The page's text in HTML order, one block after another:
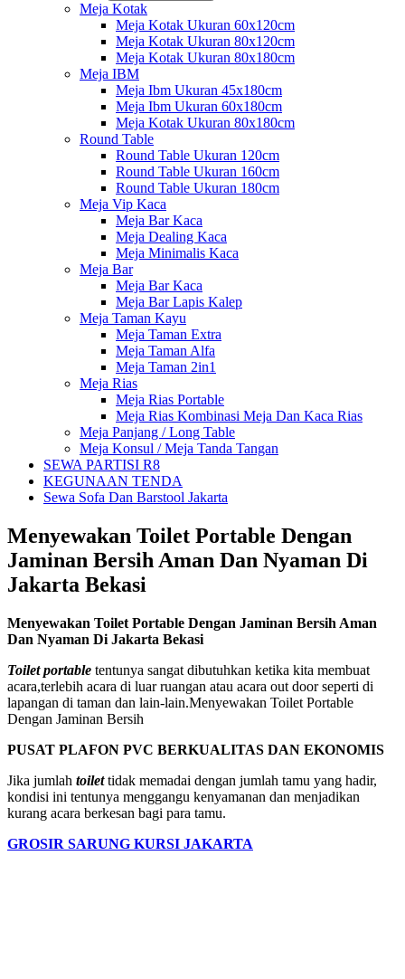
Meja Kotak
Meja Kotak Ukuran 60x120cm
Meja Kotak Ukuran 80x120cm
Meja Kotak Ukuran 80x180cm
Meja IBM
Meja Ibm Ukuran 45x180cm
Meja Ibm Ukuran 60x180cm
Meja Kotak Ukuran 80x180cm
Round Table
Round Table Ukuran 120cm
Round Table Ukuran 160cm
Round Table Ukuran 180cm
Meja Vip Kaca
Meja Bar Kaca
Meja Dealing Kaca
Meja Minimalis Kaca
Meja Bar
Meja Bar Kaca
Meja Bar Lapis Kalep
Meja Taman Kayu
Meja Taman Extra
Meja Taman Alfa
Meja Taman 2in1
Meja Rias
Meja Rias Portable
Meja Rias Kombinasi Meja Dan Kaca Rias
Meja Panjang / Long Table
Meja Konsul / Meja Tanda Tangan
SEWA PARTISI R8
KEGUNAAN TENDA
Sewa Sofa Dan Barstool Jakarta
Menyewakan Toilet Portable Dengan
Jaminan Bersih Aman Dan Nyaman Di
Jakarta Bekasi
Menyewakan Toilet Portable Dengan Jaminan Bersih Aman
Dan Nyaman Di Jakarta Bekasi
Toilet portable tentunya sangat dibutuhkan ketika kita membuat
acara,terlebih acara di luar ruangan atau acara out door seperti di
lapangan di taman dan lain-lain.Menyewakan Toilet Portable
Dengan Jaminan Bersih
PUSAT PLAFON PVC BERKUALITAS DAN EKONOMIS
Jika jumlah toilettidak memadai dengan jumlah tamu yang hadir,
kondisi ini tentunya menggangu kenyamanan dan menjadikan
kurang acara berkesan bagi para tamu.
GROSIR SARUNG KURSI JAKARTA